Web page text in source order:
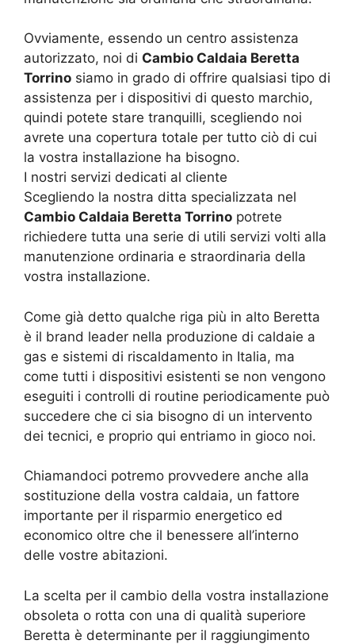
Ovviamente, essendo un centro assistenza
autorizzato, noi di Cambio Caldaia Beretta
Torrino siamo in grado di offrire qualsiasi tipo di
assistenza per i dispositivi di questo marchio,
quindi potete stare tranquilli, scegliendo noi
avrete una copertura totale per tutto ciò di cui
la vostra installazione ha bisogno.
I nostri servizi dedicati al cliente
Scegliendo la nostra ditta specializzata nel
Cambio Caldaia Beretta Torrino potrete
richiedere tutta una serie di utili servizi volti alla
manutenzione ordinaria e straordinaria della
vostra installazione.
Come già detto qualche riga più in alto Beretta
è il brand leader nella produzione di caldaie a
gas e sistemi di riscaldamento in Italia, ma
come tutti i dispositivi esistenti se non vengono
eseguiti i controlli di routine periodicamente può
succedere che ci sia bisogno di un intervento
dei tecnici, e proprio qui entriamo in gioco noi.
Chiamandoci potremo provvedere anche alla
sostituzione della vostra caldaia, un fattore
importante per il risparmio energetico ed
economico oltre che il benessere all’interno
delle vostre abitazioni.
La scelta per il cambio della vostra installazione
obsoleta o rotta con una di qualità superiore
Beretta è determinante per il raggiungimento